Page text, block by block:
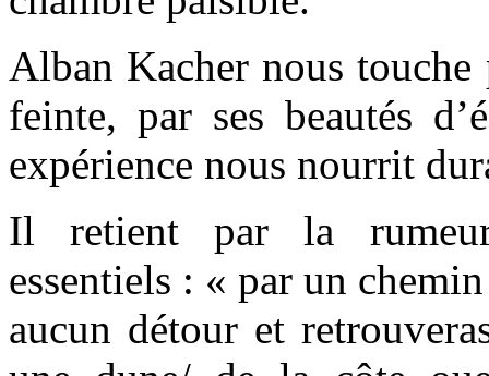
Alban Kacher nous
feinte, par ses beautés
expérience nous nourrit
Il retient par la
essentiels : « par un
aucun détour et